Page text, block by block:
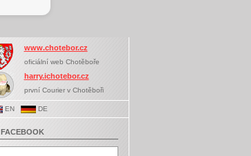
www.chotebor.cz
oficiální web Chotěboře
harry.ichotebor.cz
první Courier v Chotěboři
EN DE
FACEBOOK